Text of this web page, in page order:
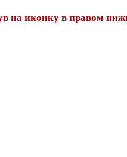
на иконку в правом